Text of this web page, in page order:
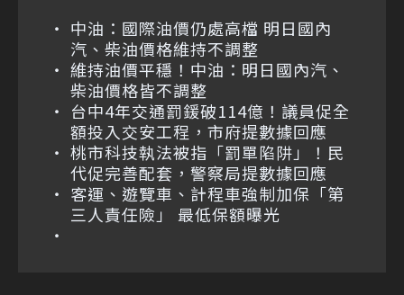
中油：國際油價仍處高檔 明日國內
汽、柴油價格維持不調整
維持油價平穩！中油：明日國內汽、
柴油價格皆不調整
台中4年交通罰鍰破114億！議員促全
額投入交安工程，市府提數據回應
桃市科技執法被指「罰單陷阱」！民
代促完善配套，警察局提數據回應
客運、遊覽車、計程車強制加保「第
三人責任險」 最低保額曝光